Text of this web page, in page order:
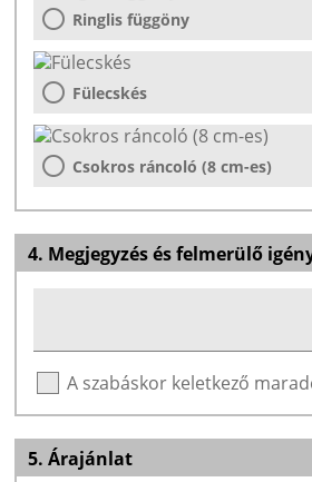
Ringlis függöny
Fülecskés
Csokros ráncoló (8 cm-es)
4. Megjegyzés és felmerülő
A szabáskor keletkező
5. Árajánlat